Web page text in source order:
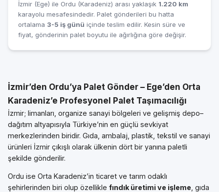
İzmir (Ege) ile Ordu (Karadeniz) arası yaklaşık 1.220 km
karayolu mesafesindedir. Palet gönderileri bu hatta
ortalama 3-5 iş günü içinde teslim edilir. Kesin süre ve
fiyat, gönderinin palet boyutu ile ağırlığına göre değişir.
İzmir’den Ordu’ya Palet Gönder – Ege’den Orta
Karadeniz’e Profesyonel Palet Taşımacılığı
İzmir; limanları, organize sanayi bölgeleri ve gelişmiş depo–
dağıtım altyapısıyla Türkiye’nin en güçlü sevkiyat
merkezlerinden biridir. Gıda, ambalaj, plastik, tekstil ve sanayi
ürünleri İzmir çıkışlı olarak ülkenin dört bir yanına paletli
şekilde gönderilir.
Ordu ise Orta Karadeniz’in ticaret ve tarım odaklı
şehirlerinden biri olup özellikle fındık üretimi ve işleme , gıda